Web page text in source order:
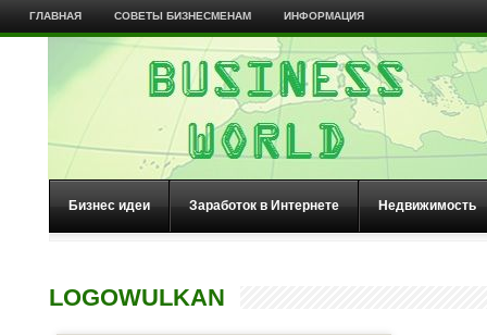
ГЛАВНАЯ СОВЕТЫ БИЗНЕСМЕНАМ ИНФОРМАЦИЯ
Бизнес идеи Заработок в Интернете Недвижимость
LOGOWULKAN